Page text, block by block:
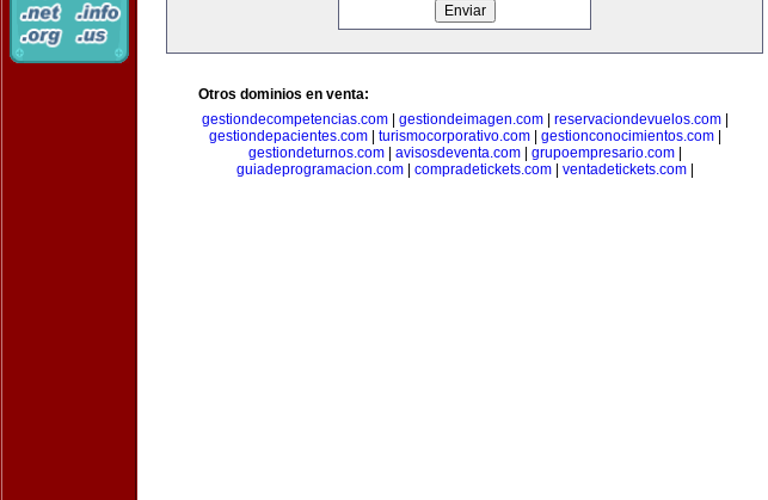
Otros dominios en venta:
gestiondecompetencias.com| gestiondeimagen.com| reservaciondevuelos.com|
gestiondepacientes.com| turismocorporativo.com| gestionconocimientos.com|
gestiondeturnos.com| avisosdeventa.com| grupoempresario.com|
guiadeprogramacion.com| compradetickets.com| ventadetickets.com|